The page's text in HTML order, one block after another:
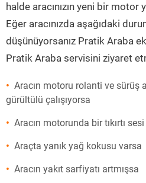
halde aracınızın yeni bir motor
Eğer aracınızda aşağıdaki
düşünüyorsanız Pratik Araba
Pratik Araba servisini ziyaret
Aracın motoru rolanti ve sürüş
gürültülü çalışıyorsa
Aracın motorunda bir tıkırtı
Araçta yanık yağ kokusu varsa
Aracın yakıt sarfiyatı artmışsa